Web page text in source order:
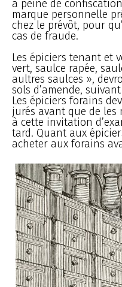
à peine de
marque personnelle
chez le prévôt, pour
cas de fraude.
Les épiciers tenant et
vert, saulce rapée,
aultres saulces »,
sols d’amende,
Les épiciers forains
jurés avant que de les
à cette invitation
tard. Quant aux
acheter aux forains